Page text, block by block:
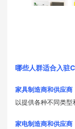
哪些人群适合入驻
家具制造商和供应商
以提供各种不同类型
家电制造商和供应商